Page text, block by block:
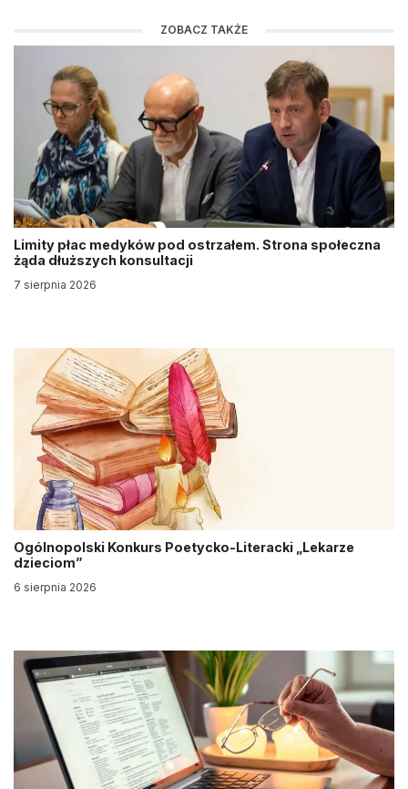
ZOBACZ TAKŻE
Limity płac medyków pod ostrzałem. Strona społeczna
żąda dłuższych konsultacji
7 sierpnia 2026
Ogólnopolski Konkurs Poetycko-Literacki „Lekarze
dzieciom”
6 sierpnia 2026